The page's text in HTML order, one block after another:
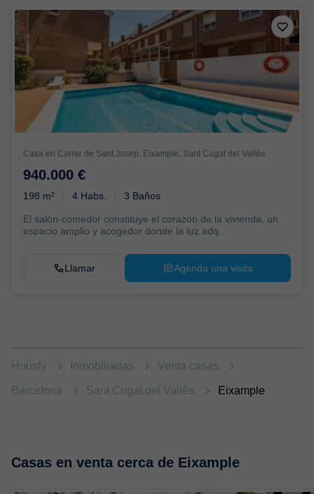
Casa en Carrer de Sant Josep, Eixample, Sant Cugat del Vallès
940.000 €
198 m² 4 Habs. 3 Baños
El salón-comedor constituye el corazón de la vivienda, un
espacio amplio y acogedor donde la luz adq...
Llamar Agenda una visita
Housfy Inmobiliarias Venta casas
Barcelona Sant Cugat del Vallès Eixample
Casas en venta cerca de Eixample